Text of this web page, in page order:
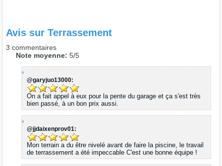
Avis surTerrassement
3 commentaires
Note moyenne:5/5
@garyjuo13000:
On a fait appel à eux pour la pente du garage et ça s'est très
bien passé, à un bon prix aussi.
@jjdaixenprov01:
Mon terrain a du être nivelé avant de faire la piscine, le travail
de terrassement a été impeccable C'est une bonne équipe !